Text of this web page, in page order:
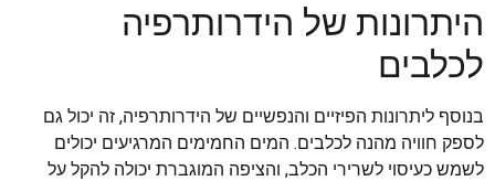
היתרונות של הידרותרפיה
לכלבים
בנוסף ליתרונות הפיזיים והנפשיים של הידרותרפיה, זה יכול גם
לספק חוויה מהנה לכלבים. המים החמימים המרגיעים יכולים
לשמש כעיסוי לשרירי הכלב, והציפה המוגברת יכולה להקל על